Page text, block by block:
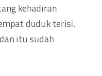
kehadiran
duduk terisi.
itu sudah